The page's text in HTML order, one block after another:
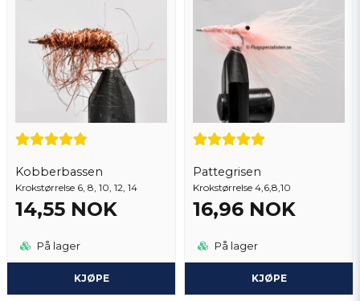
Kobberbassen
Krokstørrelse 6, 8, 10, 12, 14
14,55 NOK
På lager
KJØPE
Pattegrisen
Krokstørrelse 4,6,8,10
16,96 NOK
På lager
KJØPE